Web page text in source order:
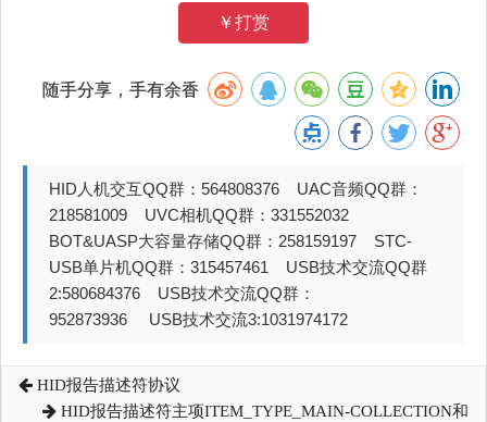
￥打赏
随手分享，手有余香
HID人机交互QQ群：564808376 UAC音频QQ群：
218581009 UVC相机QQ群：331552032
BOT&UASP大容量存储QQ群：258159197 STC-
USB单片机QQ群：315457461 USB技术交流QQ群
2:580684376 USB技术交流QQ群：
952873936 USB技术交流3:1031974172
HID报告描述符协议
HID报告描述符主项ITEM_TYPE_MAIN-COLLECTION和